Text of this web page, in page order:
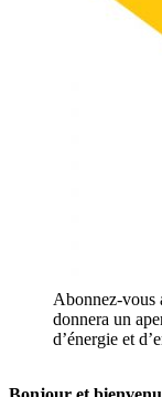
Abonnez-vous
donnera un
d’énergie et